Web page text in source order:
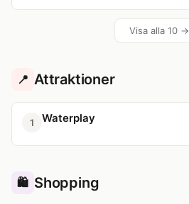
Visa alla 10 →
📍 Attraktioner
1 Waterplay
🛍️ Shopping